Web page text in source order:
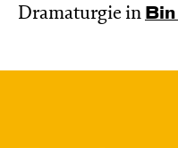
Dramaturgie in